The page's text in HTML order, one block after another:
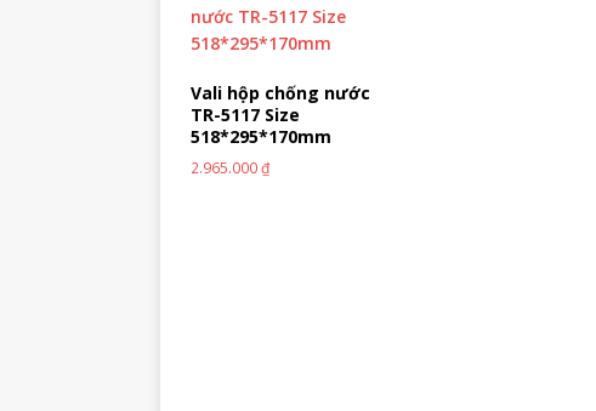
Vali hộp chống nước
TR-5117 Size
518*295*170mm
2.965.000₫